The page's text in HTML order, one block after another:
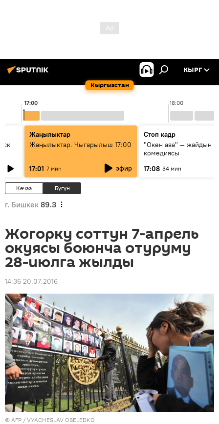
Кыргызстан
КЫРГ
18:00
17:00
Жаңылыктар
Жаңылыктар. Чыгарылыш 17:00
17:01 7 мин эфир
Стоп кадр
"Окен ава" — жайдын
комедиясы
17:08 34 мин
Кечээ Бүгүн
г. Бишкек 89.3
Жогорку соттун 7-апрель
окуясы боюнча отуруму
28-июлга жылды
14:36 20.07.2016
© AFP / VYACHESLAV OSELEDKO